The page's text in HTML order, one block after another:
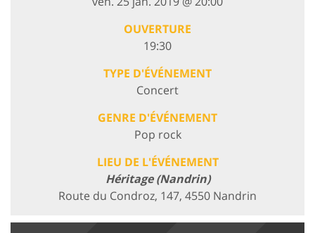
OUVERTURE
19:30
TYPE D'ÉVÉNEMENT
Concert
GENRE D'ÉVÉNEMENT
Pop rock
LIEU DE L'ÉVÉNEMENT
Héritage (Nandrin)
Route du Condroz, 147, 4550 Nandrin